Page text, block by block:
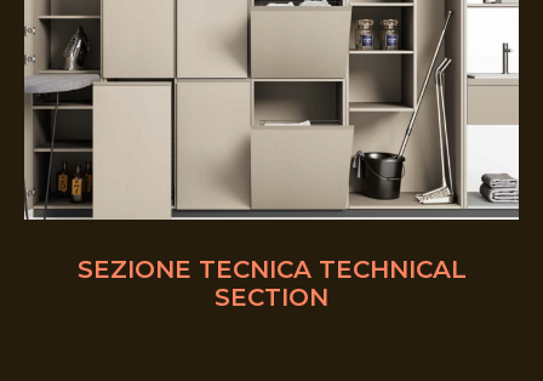
SEZIONE TECNICA TECHNICAL
SECTION
МТК ГРАНД
г.Химки, ул.Бутаково, дом 4
The Dom, 2 этаж
Шелепихинская наб., 34к2,
+7(495) 740-52-82
+7 (495) 532-79-70
Обратная связь